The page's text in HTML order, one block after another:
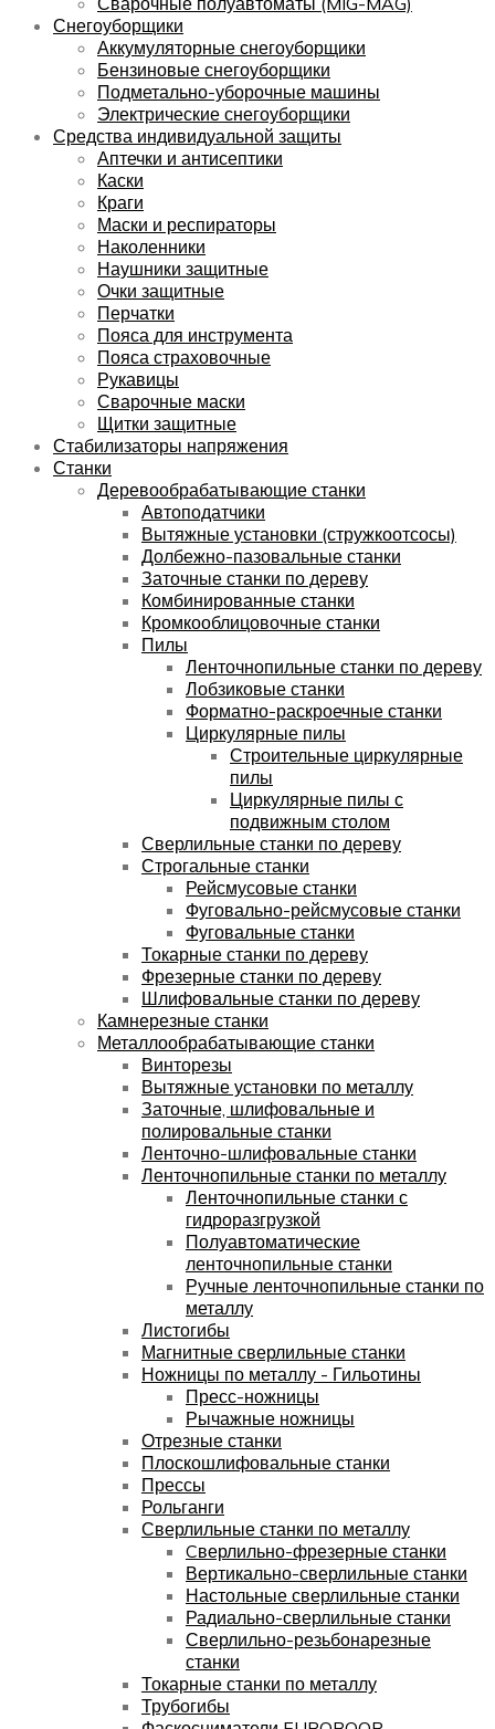
Снегоуборщики
Аккумуляторные снегоуборщики
Бензиновые снегоуборщики
Подметально-уборочные машины
Электрические снегоуборщики
Средства индивидуальной защиты
Аптечки и антисептики
Каски
Краги
Маски и респираторы
Наколенники
Наушники защитные
Очки защитные
Перчатки
Пояса для инструмента
Пояса страховочные
Рукавицы
Сварочные маски
Щитки защитные
Стабилизаторы напряжения
Станки
Деревообрабатывающие станки
Автоподатчики
Вытяжные установки (стружкоотсосы)
Долбежно-пазовальные станки
Заточные станки по дереву
Комбинированные станки
Кромкооблицовочные станки
Пилы
Ленточнопильные станки по дереву
Лобзиковые станки
Форматно-раскроечные станки
Циркулярные пилы
Строительные циркулярные
пилы
Циркулярные пилы с
подвижным столом
Сверлильные станки по дереву
Строгальные станки
Рейсмусовые станки
Фуговально-рейсмусовые станки
Фуговальные станки
Токарные станки по дереву
Фрезерные станки по дереву
Шлифовальные станки по дереву
Камнерезные станки
Металлообрабатывающие станки
Винторезы
Вытяжные установки по металлу
Заточные, шлифовальные и
полировальные станки
Ленточно-шлифовальные станки
Ленточнопильные станки по металлу
Ленточнопильные станки с
гидроразгрузкой
Полуавтоматические
ленточнопильные станки
Ручные ленточнопильные станки по
металлу
Листогибы
Магнитные сверлильные станки
Ножницы по металлу - Гильотины
Пресс-ножницы
Рычажные ножницы
Отрезные станки
Плоскошлифовальные станки
Прессы
Рольганги
Сверлильные станки по металлу
Cверлильно-фрезерные станки
Вертикально-сверлильные станки
Настольные сверлильные станки
Радиально-сверлильные станки
Сверлильно-резьбонарезные
станки
Токарные станки по металлу
Трубогибы